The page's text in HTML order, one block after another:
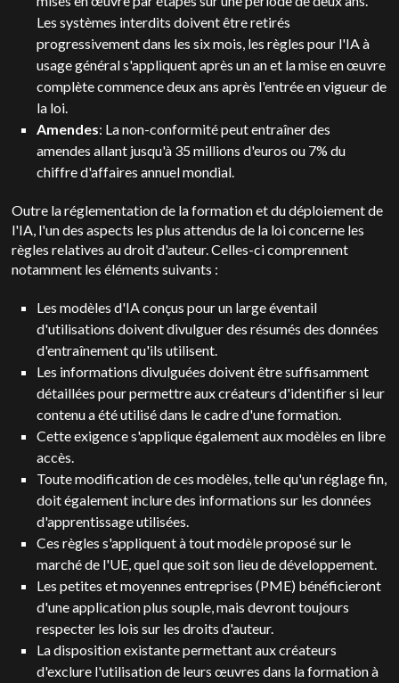
Les systèmes interdits doivent être retirés
progressivement dans les six mois, les règles pour l'IA à
usage général s'appliquent après un an et la mise en œuvre
complète commence deux ans après l'entrée en vigueur de
la loi.
Amendes: La non-conformité peut entraîner des
amendes allant jusqu'à 35 millions d'euros ou 7% du
chiffre d'affaires annuel mondial.
Outre la réglementation de la formation et du déploiement de
l'IA, l'un des aspects les plus attendus de la loi concerne les
règles relatives au droit d'auteur. Celles-ci comprennent
notamment les éléments suivants :
Les modèles d'IA conçus pour un large éventail
d'utilisations doivent divulguer des résumés des données
d'entraînement qu'ils utilisent.
Les informations divulguées doivent être suffisamment
détaillées pour permettre aux créateurs d'identifier si leur
contenu a été utilisé dans le cadre d'une formation.
Cette exigence s'applique également aux modèles en libre
accès.
Toute modification de ces modèles, telle qu'un réglage fin,
doit également inclure des informations sur les données
d'apprentissage utilisées.
Ces règles s'appliquent à tout modèle proposé sur le
marché de l'UE, quel que soit son lieu de développement.
Les petites et moyennes entreprises (PME) bénéficieront
d'une application plus souple, mais devront toujours
respecter les lois sur les droits d'auteur.
La disposition existante permettant aux créateurs
d'exclure l'utilisation de leurs œuvres dans la formation à